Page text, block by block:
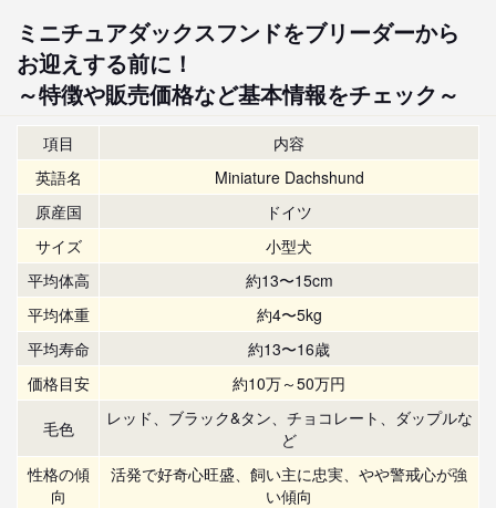
ミニチュアダックスフンドをブリーダーから
お迎えする前に！
～特徴や販売価格など基本情報をチェック～
項目
内容
英語名
Miniature Dachshund
原産国
ドイツ
サイズ
小型犬
平均体高
約13〜15cm
平均体重
約4〜5kg
平均寿命
約13〜16歳
価格目安
約10万～50万円
毛色
レッド、ブラック&タン、チョコレート、ダップルな
ど
性格の傾
向
活発で好奇心旺盛、飼い主に忠実、やや警戒心が強
い傾向